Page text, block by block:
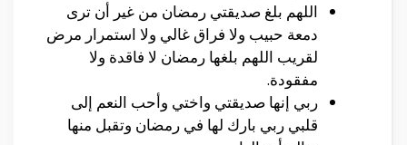
اللهم بلغ صديقتي رمضان من غير أن ترى
دمعة حبيب ولا فراق غالي ولا استمرار مرض
لقريب اللهم بلغها رمضان لا فاقدة ولا
مفقودة.
ربي إنها صديقتي واختي وأحب النعم إلى
قلبي ربي بارك لها في رمضان وتقبل منها